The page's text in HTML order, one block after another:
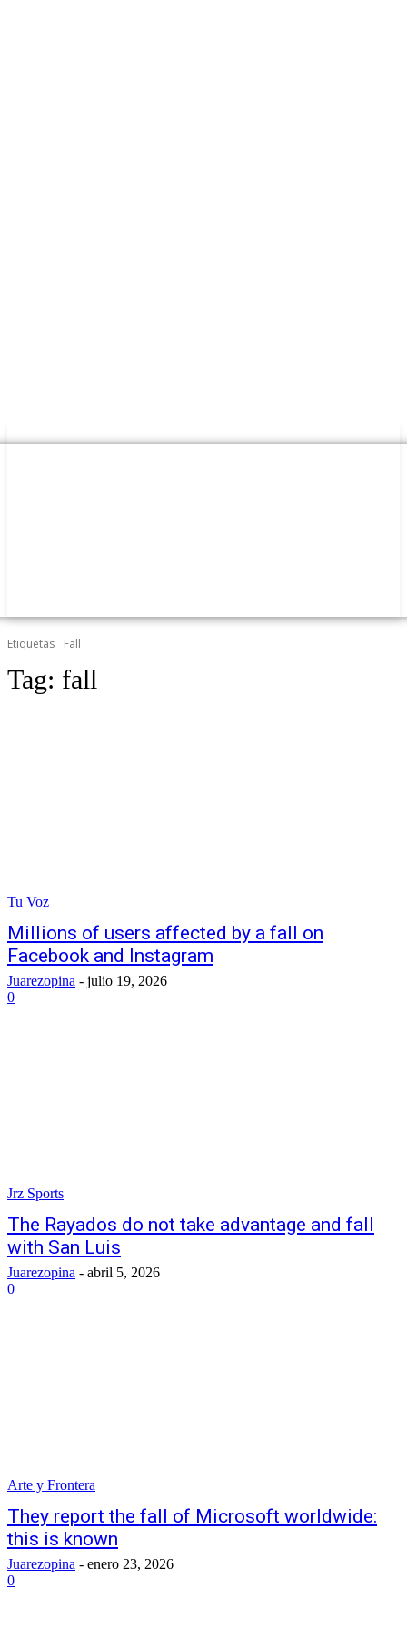
Etiquetas Fall
Tag: fall
Tu Voz
Millions of users affected by a fall on
Facebook and Instagram
Juarezopina - julio 19, 2026
0
Jrz Sports
The Rayados do not take advantage and fall
with San Luis
Juarezopina - abril 5, 2026
0
Arte y Frontera
They report the fall of Microsoft worldwide:
this is known
Juarezopina - enero 23, 2026
0